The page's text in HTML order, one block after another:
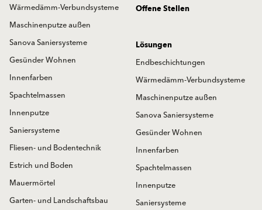
Wärmedämm-Verbundsysteme
Maschinenputze außen
Sanova Saniersysteme
Gesünder Wohnen
Innenfarben
Spachtelmassen
Innenputze
Saniersysteme
Fliesen- und Bodentechnik
Estrich und Boden
Mauermörtel
Garten- und Landschaftsbau
Offene Stellen
Lösungen
Endbeschichtungen
Wärmedämm-Verbundsysteme
Maschinenputze außen
Sanova Saniersysteme
Gesünder Wohnen
Innenfarben
Spachtelmassen
Innenputze
Saniersysteme